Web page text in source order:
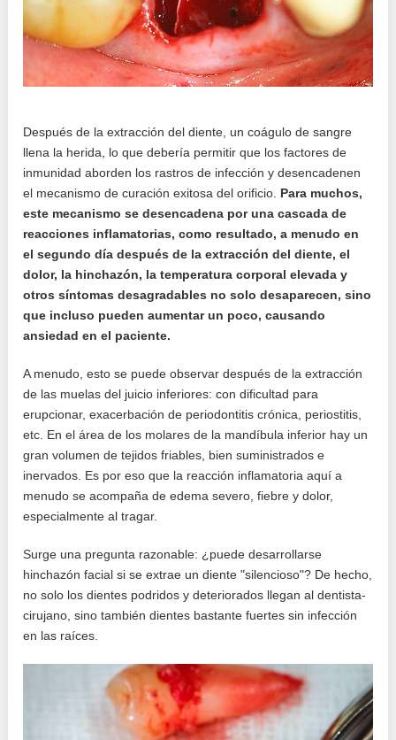
Después de la extracción del diente, un coágulo de sangre
llena la herida, lo que debería permitir que los factores de
inmunidad aborden los rastros de infección y desencadenen
el mecanismo de curación exitosa del orificio. Para muchos,
este mecanismo se desencadena por una cascada de
reacciones inflamatorias, como resultado, a menudo en
el segundo día después de la extracción del diente, el
dolor, la hinchazón, la temperatura corporal elevada y
otros síntomas desagradables no solo desaparecen, sino
que incluso pueden aumentar un poco, causando
ansiedad en el paciente.
A menudo, esto se puede observar después de la extracción
de las muelas del juicio inferiores: con dificultad para
erupcionar, exacerbación de periodontitis crónica, periostitis,
etc. En el área de los molares de la mandíbula inferior hay un
gran volumen de tejidos friables, bien suministrados e
inervados. Es por eso que la reacción inflamatoria aquí a
menudo se acompaña de edema severo, fiebre y dolor,
especialmente al tragar.
Surge una pregunta razonable: ¿puede desarrollarse
hinchazón facial si se extrae un diente "silencioso"? De hecho,
no solo los dientes podridos y deteriorados llegan al dentista-
cirujano, sino también dientes bastante fuertes sin infección
en las raíces.